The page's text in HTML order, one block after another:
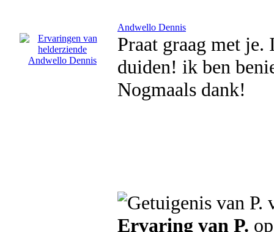
Andwello Dennis
Praat graag met
duiden! ik ben
Nogmaals dank!
Ervaring van P.